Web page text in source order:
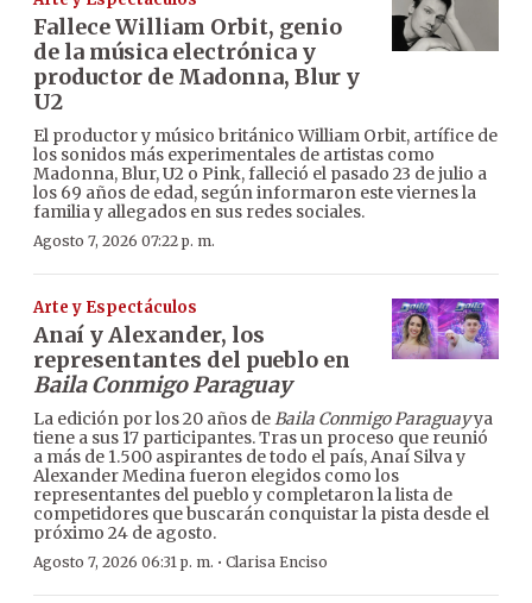
Fallece William Orbit, genio
de la música electrónica y
productor de Madonna, Blur y
U2
El productor y músico británico William Orbit, artífice de
los sonidos más experimentales de artistas como
Madonna, Blur, U2 o Pink, falleció el pasado 23 de julio a
los 69 años de edad, según informaron este viernes la
familia y allegados en sus redes sociales.
Agosto 7, 2026 07:22 p. m.
Arte y Espectáculos
Anaí y Alexander, los
representantes del pueblo en
Baila Conmigo Paraguay
La edición por los 20 años deBaila Conmigo Paraguayya
tiene a sus 17 participantes. Tras un proceso que reunió
a más de 1.500 aspirantes de todo el país, Anaí Silva y
Alexander Medina fueron elegidos como los
representantes del pueblo y completaron la lista de
competidores que buscarán conquistar la pista desde el
próximo 24 de agosto.
Agosto 7, 2026 06:31 p. m. · Clarisa Enciso